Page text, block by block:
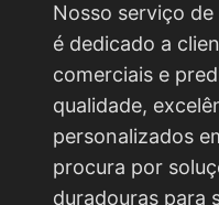
Nosso serviço
é dedicado a
comerciais e
qualidade,
personalizados
procura por
duradouras para